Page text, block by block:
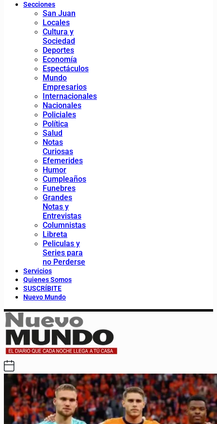
Secciones
San Juan
Locales
Cultura y
Sociedad
Deportes
Economía
Espectáculos
Mundo
Empresarios
Internacionales
Nacionales
Policiales
Política
Salud
Notas
Curiosas
Efemerides
Humor
Cumpleaños
Funebres
Grandes
Notas y
Entrevistas
Columnistas
Libreta
Peliculas y
Series para
no Perderse
Servicios
Quienes Somos
SUSCRÍBITE
Nuevo Mundo